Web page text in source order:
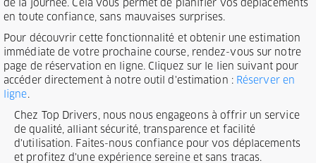
de la journée. Cela vous permet de planifier vos déplacements
en toute confiance, sans mauvaises surprises.
Pour découvrir cette fonctionnalité et obtenir une estimation
immédiate de votre prochaine course, rendez-vous sur notre
page de réservation en ligne. Cliquez sur le lien suivant pour
accéder directement à notre outil d'estimation : Réserver en
ligne.
Chez Top Drivers, nous nous engageons à offrir un service
de qualité, alliant sécurité, transparence et facilité
d'utilisation. Faites-nous confiance pour vos déplacements
et profitez d'une expérience sereine et sans tracas.